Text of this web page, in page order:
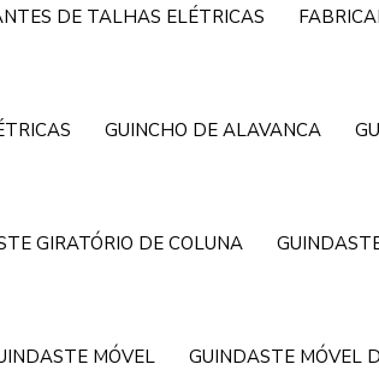
DE TALHAS ELÉTRICAS
GUINCHO DE ALAVANCA
GIRATÓRIO DE COLUNA
MÓVEL GUINDASTE MÓVEL